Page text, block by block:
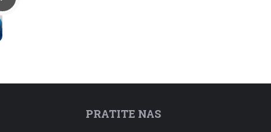
PRATITE NAS